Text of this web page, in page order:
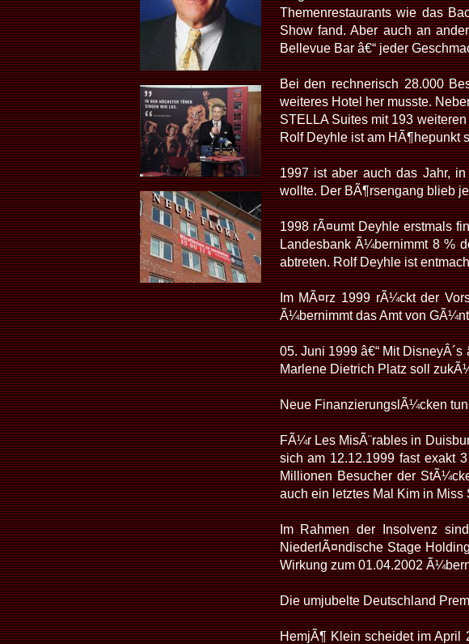
Themenrestaurants wie das
Show fand. Aber auch an
Bellevue Bar â€“ jeder
Bei den rechnerisch 28.000
weiteres Hotel her musste.
STELLA Suites mit 193
Rolf Deyhle ist am HÃ¶hepunkt
1997 ist aber auch das Jahr,
wollte. Der BÃ¶rsengang blieb
1998 rÃ¤umt Deyhle erstmals
Landesbank Ã¼bernimmt 8 %
abtreten. Rolf Deyhle ist
Im MÃ¤rz 1999 rÃ¼ckt der
Ã¼bernimmt das Amt von
05. Juni 1999 â€“ Mit
Marlene Dietrich Platz soll
Neue FinanzierungslÃ¼cken
FÃ¼r Les MisÃ¨rables in
sich am 12.12.1999 fast exakt
Millionen Besucher der
auch ein letztes Mal Kim in Miss
Im Rahmen der Insolvenz
NiederlÃ¤ndische Stage
Wirkung zum 01.04.2002
Die umjubelte Deutschland
HemjÃ¶ Klein scheidet im April